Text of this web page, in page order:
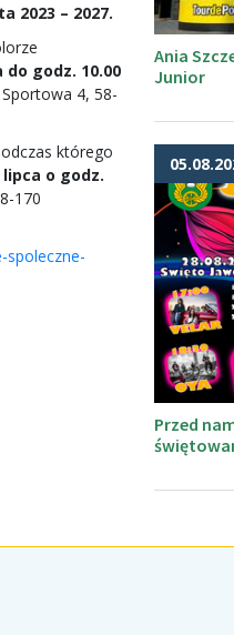
2023 – 2027.
do godz. 10.00
4, 58-
którego
lipca o godz.
170
spoleczne-
Ania
Junior
Przed